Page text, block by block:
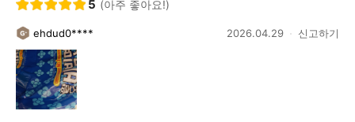
5 (아주 좋아요!)
ehdud0**** 2026.04.29 신고하기